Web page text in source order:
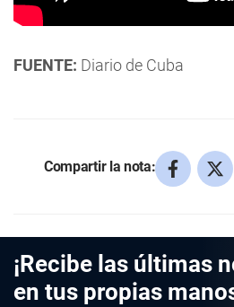
FUENTE: Diario de Cuba
Compartir la nota:
¡Recibe las últimas
en tus propias